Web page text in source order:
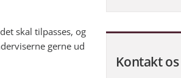
skal tilpasses, og
gerne ud
Kontakt os